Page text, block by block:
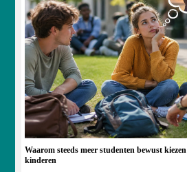
Waarom steeds meer studenten bewust
kinderen